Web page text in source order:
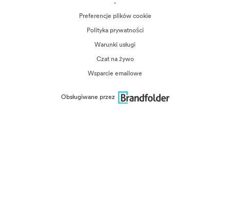
·
Preferencje plików cookie
Polityka prywatności
Warunki usługi
Czat na żywo
Wsparcie emailowe
Obsługiwane przez